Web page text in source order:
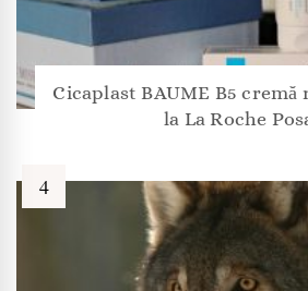
Cicaplast BAUME B5 cremă
la La Roche